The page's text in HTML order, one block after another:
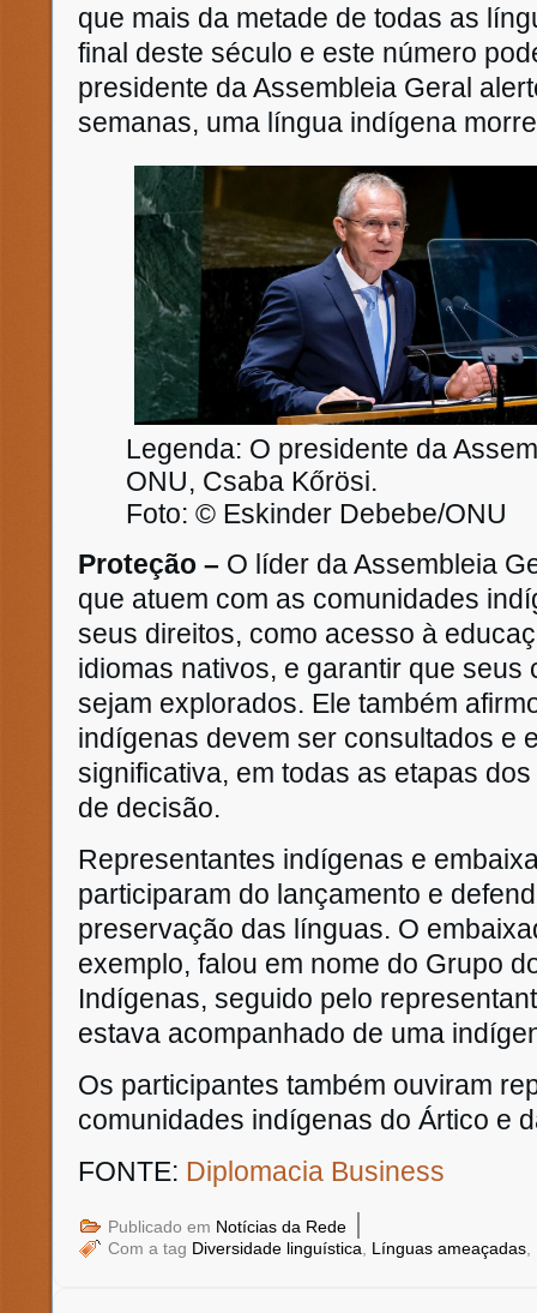
que mais da metade de todas as
final deste século e este número
presidente da Assembleia Geral
semanas, uma língua indígena
Legenda: O presidente da
ONU, Csaba Kőrösi.
Foto: © Eskinder Debebe/ONU
Proteção – O líder da Assembleia
que atuem com as comunidades
seus direitos, como acesso à
idiomas nativos, e garantir que seus
sejam explorados. Ele também
indígenas devem ser consultados e
significativa, em todas as etapas
de decisão.
Representantes indígenas e
participaram do lançamento e
preservação das línguas. O
exemplo, falou em nome do Grupo
Indígenas, seguido pelo
estava acompanhado de uma
Os participantes também ouviram
comunidades indígenas do Ártico e
FONTE: Diplomacia Business
Publicado em Notícias da Rede |
Com a tag Diversidade linguística Línguas ameaçadas